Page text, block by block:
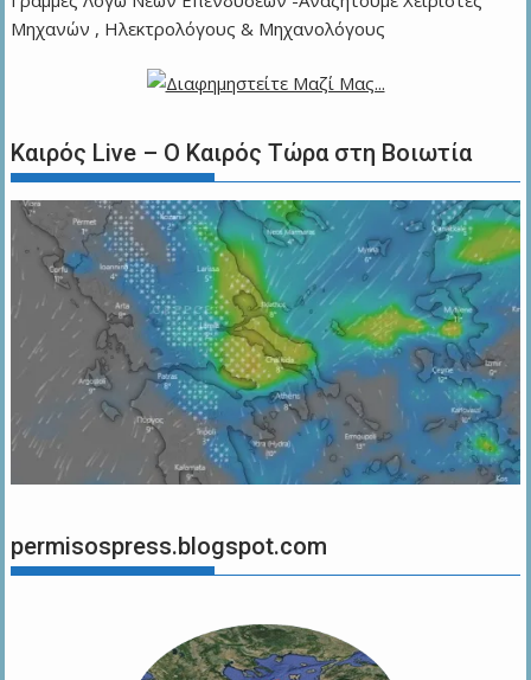
Μηχανών , Ηλεκτρολόγους & Μηχανολόγους
Καιρός Live – Ο Καιρός Τώρα στη Βοιωτία
permisospress.blogspot.com